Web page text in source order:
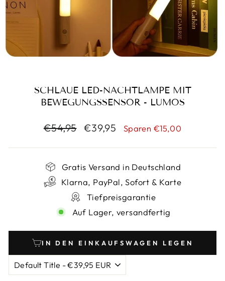
SCHLAUE LED-NACHTLAMPE MIT
BEWEGUNGSSENSOR - LUMOS
Normaler
€54,95 Sonderpreis
€39,95 Sparen €15,00
Gratis Versand in Deutschland
Klarna, PayPal, Sofort & Karte
Tiefpreisgarantie
Auf Lager, versandfertig
IN DEN EINKAUFSWAGEN LEGEN